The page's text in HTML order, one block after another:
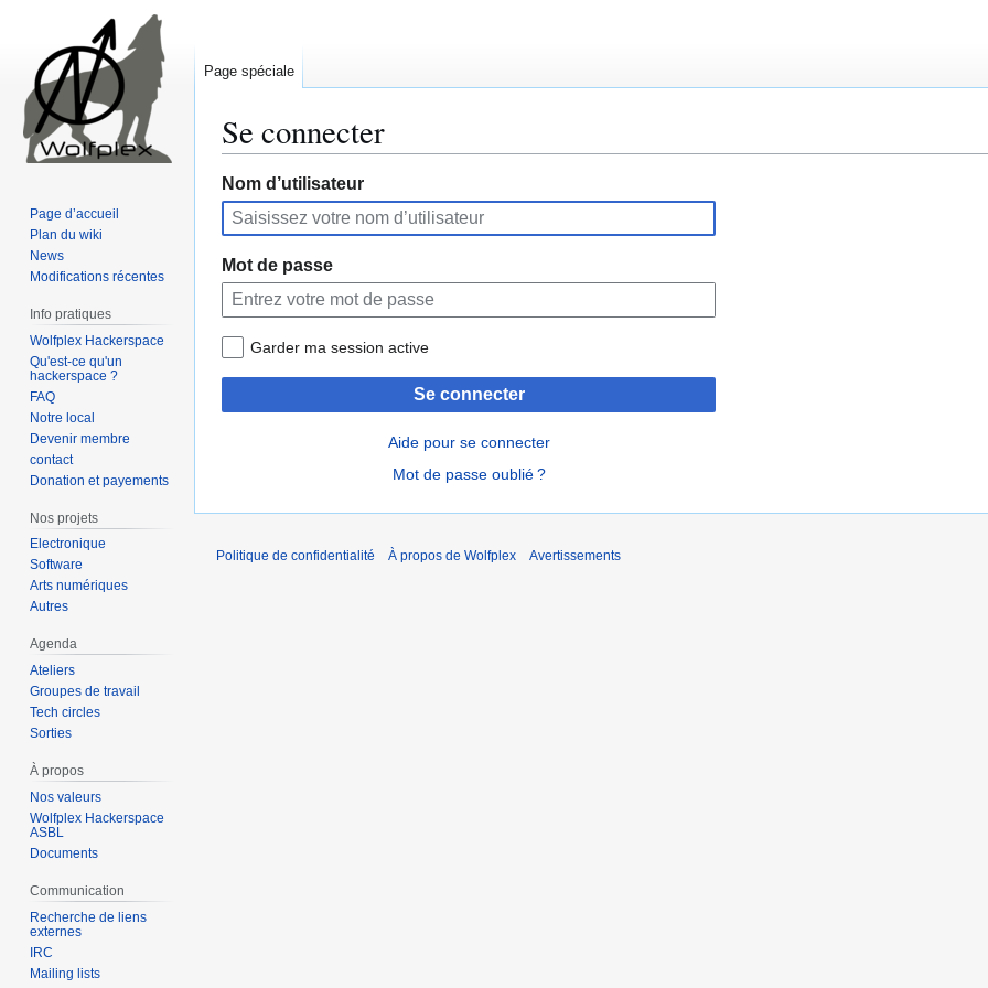
Se connecter
Aller
à
la
navigation
Aller
à
la
recherche
Nom d’utilisateur
Mot de passe
Garder ma session active
Se connecter
Aide pour se connecter
Mot de passe oublié ?
Page spéciale
Page d’accueil
Plan du wiki
News
Modifications récentes
Info pratiques
Wolfplex Hackerspace
Qu'est-ce qu'un
hackerspace ?
FAQ
Notre local
Devenir membre
contact
Donation et payements
Nos projets
Electronique
Software
Arts numériques
Autres
Agenda
Ateliers
Groupes de travail
Tech circles
Sorties
À propos
Nos valeurs
Wolfplex Hackerspace
ASBL
Documents
Communication
Recherche de liens
externes
IRC
Mailing lists
Politique de confidentialité À propos de Wolfplex Avertissements